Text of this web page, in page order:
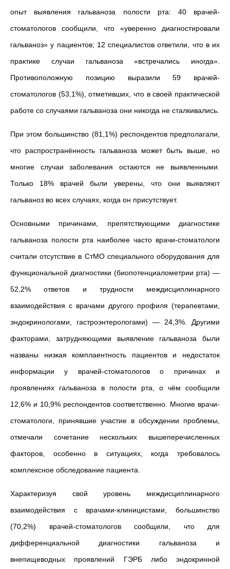
опыт выявления гальваноза полости рта: 40 врачей-
стоматологов сообщили, что «уверенно диагностировали
гальваноз» у пациентов; 12 специалистов ответили, что в их
практике случаи гальваноза «встречались иногда».
Противоположную позицию выразили 59 врачей-
стоматологов (53,1%), отметивших, что в своей практической
работе со случаями гальваноза они никогда не сталкивались.
При этом большинство (81,1%) респондентов предполагали,
что распространённость гальваноза может быть выше, но
многие случаи заболевания остаются не выявленными.
Только 18% врачей были уверены, что они выявляют
гальваноз во всех случаях, когда он присутствует.
Основными причинами, препятствующими диагностике
гальваноза полости рта наиболее часто врачи-стоматологи
считали отсутствие в СтМО специального оборудования для
функциональной диагностики (биопотенциалометрии рта) —
52,2% ответов и трудности междисциплинарного
взаимодействия с врачами другого профиля (терапевтами,
эндокринологами, гастроэнтерологами) — 24,3%. Другими
факторами, затрудняющими выявление гальваноза были
названы низкая комплаентность пациентов и недостаток
информации у врачей-стоматологов о причинах и
проявлениях гальваноза в полости рта, о чём сообщили
12,6% и 10,9% респондентов соответственно. Многие врачи-
стоматологи, принявшие участие в обсуждении проблемы,
отмечали сочетание нескольких вышеперечисленных
факторов, особенно в ситуациях, когда требовалось
комплексное обследование пациента.
Характеризуя свой уровень междисциплинарного
взаимодействия с врачами-клиницистами, большинство
(70,2%) врачей-стоматологов сообщили, что для
дифференциальной диагностики гальваноза и
внепищеводных проявлений ГЭРБ либо эндокринной